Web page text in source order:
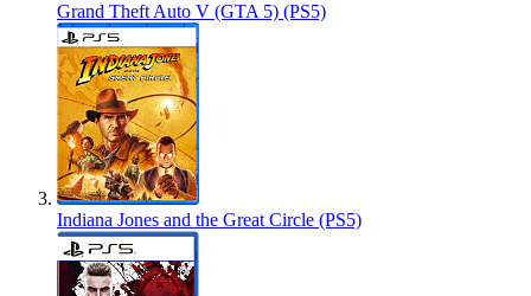
Grand Theft Auto V (GTA 5) (PS5)
Indiana Jones and the Great Circle (PS5)